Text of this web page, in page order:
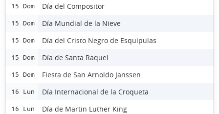
15 Dom Día del Compositor
15 Dom Día Mundial de la Nieve
15 Dom Día del Cristo Negro de Esquipulas
15 Dom Día de Santa Raquel
15 Dom Fiesta de San Arnoldo Janssen
16 Lun Día Internacional de la Croqueta
16 Lun Día de Martin Luther King